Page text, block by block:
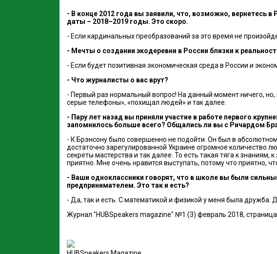
- В конце 2012 года вы заявили, что, возможно, вернетесь
даты – 2018–2019 годы. Это скоро.
- Если кардинальных преобразований за это время не
- Мечты о создании экодеревни в России близки к
- Если будет позитивная экономическая среда в России и
- Что журналисты о вас врут?
- Первый раз нормальный вопроc! На данный момент ничего, но,
серые телефоны», «похищал людей» и так далее.
- Пару лет назад вы приняли участие в работе первого
запомнилось больше всего? Общались ли вы с Ричардом
- К Брэнсону было совершенно не подойти. Он был в
достаточно зарегулированной Украине огромное количество
секреты мастерства и так далее. То есть такая тяга к
приятно. Мне очень нравится выступать, потому что приятно,
- Ваши одноклассники говорят, что в школе вы были
предпринимателем. Это так и есть?
- Да, так и есть. С математикой и физикой у меня была дружба.
Журнал "HUBSpeakers magazine" №1 (3) февраль 2018,